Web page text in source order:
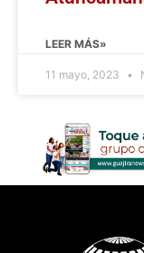
LEER MÁS»
11 mayo, 2023